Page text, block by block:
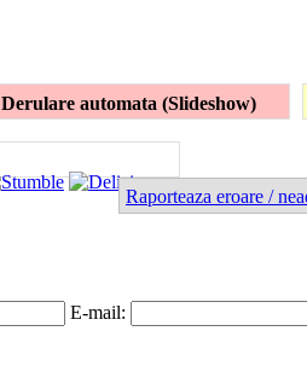
Derulare automata (Slideshow)
Raporteaza eroare /
E-mail: